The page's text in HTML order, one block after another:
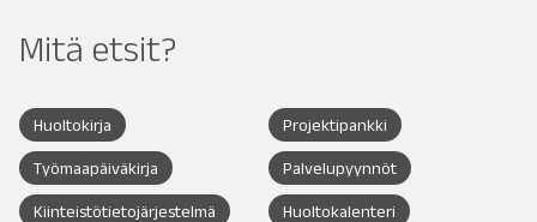
Mitä etsit?
Huoltokirja Projektipankki
Työmaapäiväkirja Palvelupyynnöt
Kiinteistötietojärjestelmä Huoltokalenteri